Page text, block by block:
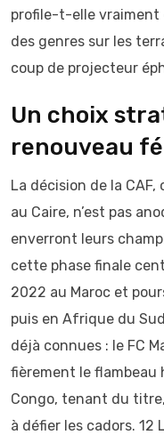
profile-t-elle vraiment
des genres sur les
coup de projecteur
Un choix
renouveau
La décision de la
au Caire, n’est pas
enverront leurs
cette phase finale
2022 au Maroc et
puis en Afrique du
déjà connues : le FC
fièrement le flambeau
Congo, tenant du titre,
à défier les cadors. 12